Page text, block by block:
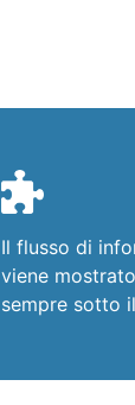
Il flusso di
viene
sempre sotto